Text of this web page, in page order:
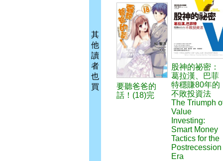
其
他
讀
者
也
買
要聽爸爸的
話！(18)完
股神的祕密：
葛拉漢、巴菲
特穩賺80年的
不敗投資法
The Triumph
Value
Investing:
Smart Money
Tactics for the
Postrecession
Era